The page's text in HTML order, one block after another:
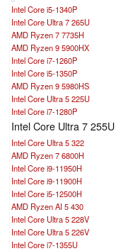
Intel Core i5-1340P
Intel Core Ultra 7 265U
AMD Ryzen 7 7735H
AMD Ryzen 9 5900HX
Intel Core i7-1260P
Intel Core i5-1350P
AMD Ryzen 9 5980HS
Intel Core Ultra 5 225U
Intel Core i7-1280P
Intel Core Ultra 7 255U
Intel Core Ultra 5 322
AMD Ryzen 7 6800H
Intel Core i9-11950H
Intel Core i9-11900H
Intel Core i5-12500H
AMD Ryzen AI 5 430
Intel Core Ultra 5 228V
Intel Core Ultra 5 226V
Intel Core i7-1355U